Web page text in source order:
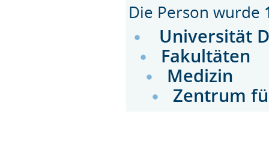
Die Person wurde
Universität
Fakultäten
Medizin
Zentrum